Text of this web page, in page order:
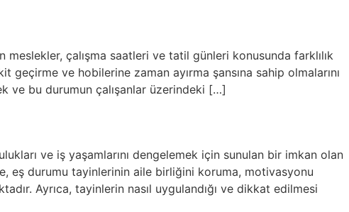
çalışma saatleri ve tatil günleri konusunda farklılık
geçirme ve hobilerine zaman ayırma şansına sahip olmalarını
ve bu durumun çalışanlar üzerindeki […]
ve iş yaşamlarını dengelemek için sunulan bir imkan olan
eş durumu tayinlerinin aile birliğini koruma, motivasyonu
Ayrıca, tayinlerin nasıl uygulandığı ve dikkat edilmesi